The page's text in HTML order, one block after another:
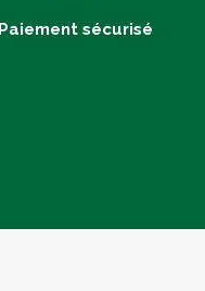
Paiement sécurisé